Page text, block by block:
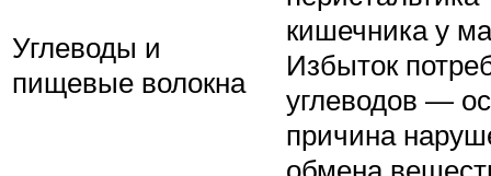
Углеводы и
пищевые волокна
кишечника у
Избыток
углеводов —
причина